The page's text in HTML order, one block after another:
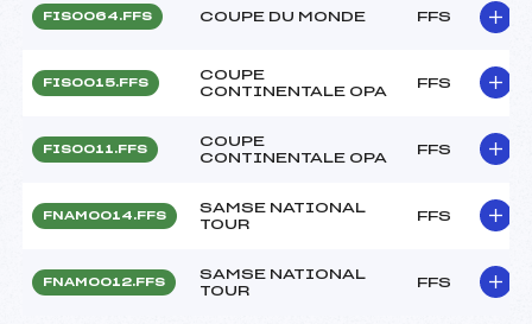
FIS0064.FFS COUPE DU MONDE FFS
FIS0015.FFS
COUPE
CONTINENTALE OPA
FFS
FIS0011.FFS
COUPE
CONTINENTALE OPA
FFS
FNAM0014.FFS
SAMSE NATIONAL
TOUR
FFS
FNAM0012.FFS
SAMSE NATIONAL
TOUR
FFS